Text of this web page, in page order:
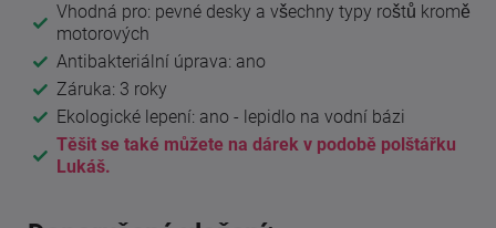
Vhodná pro: pevné desky a všechny typy roštů kromě
motorových
Antibakteriální úprava: ano
Záruka: 3 roky
Ekologické lepení: ano - lepidlo na vodní bázi
Těšit se také můžete na dárek v podobě polštářku
Lukáš.